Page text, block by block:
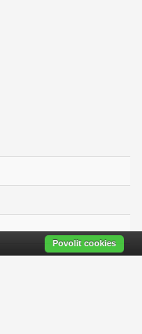
Povolit cookies